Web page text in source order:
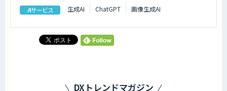
AIサービス 生成AI ChatGPT 画像生成AI
DXトレンドマガジン